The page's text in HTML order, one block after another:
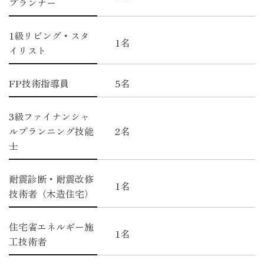
1級リビング・スタ
イリスト
1名
FP技術指導員 5名
3級ファイナンシャ
ルプランニング技能
士
2名
耐震診断・耐震改修
技術者（木造住宅）
1名
住宅省エネルギー施
工技術者
1名